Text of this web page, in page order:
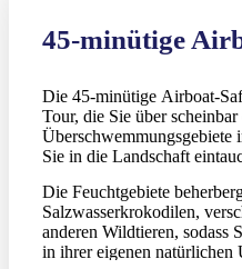
45-minütige
Die 45-minütige Airboat-
Tour, die Sie über scheinbar
Überschwemmungsgebiete
Sie in die Landschaft
Die Feuchtgebiete
Salzwasserkrokodilen,
anderen Wildtieren, sodass
in ihrer eigenen natürlichen